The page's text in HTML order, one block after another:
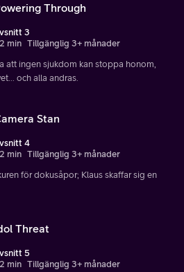
Through
3
min Tillgänglig 3+ månader
att ingen sjukdom kan stoppa honom,
och alla andras.
Stan
4
min Tillgänglig 3+ månader
för dokusåpor; Klaus skaffar sig en
Threat
5
min Tillgänglig 3+ månader